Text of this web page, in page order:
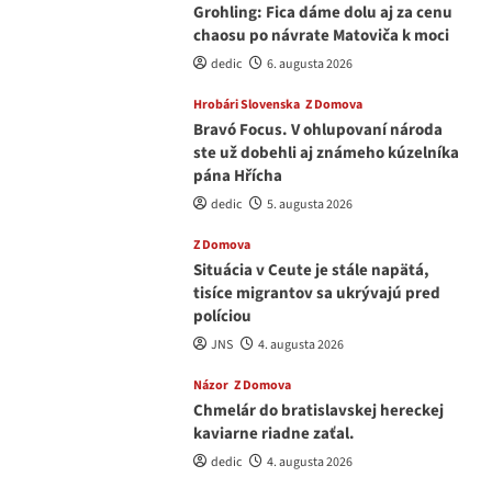
Grohling: Fica dáme dolu aj za cenu
chaosu po návrate Matoviča k moci
dedic 6. augusta 2026
Hrobári Slovenska Z Domova
Bravó Focus. V ohlupovaní národa
ste už dobehli aj známeho kúzelníka
pána Hřícha
dedic 5. augusta 2026
Z Domova
Situácia v Ceute je stále napätá,
tisíce migrantov sa ukrývajú pred
políciou
JNS 4. augusta 2026
Názor Z Domova
Chmelár do bratislavskej hereckej
kaviarne riadne zaťal.
dedic 4. augusta 2026